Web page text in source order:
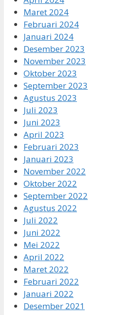
Maret 2024
Februari 2024
Januari 2024
Desember 2023
November 2023
Oktober 2023
September 2023
Agustus 2023
Juli 2023
Juni 2023
April 2023
Februari 2023
Januari 2023
November 2022
Oktober 2022
September 2022
Agustus 2022
Juli 2022
Juni 2022
Mei 2022
April 2022
Maret 2022
Februari 2022
Januari 2022
Desember 2021